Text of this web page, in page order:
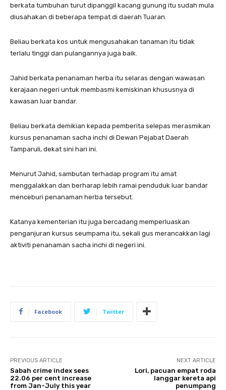
berkata tumbuhan turut dipanggil kacang gunung itu sudah mula
diusahakan di beberapa tempat di daerah Tuaran.
Beliau berkata kos untuk mengusahakan tanaman itu tidak
terlalu tinggi dan pulangannya juga baik.
Jahid berkata penanaman herba itu selaras dengan wawasan
kerajaan negeri untuk membasmi kemiskinan khususnya di
kawasan luar bandar.
Beliau berkata demikian kepada pemberita selepas merasmikan
kursus penanaman sacha inchi di Dewan Pejabat Daerah
Tamparuli, dekat sini hari ini.
Menurut Jahid, sambutan terhadap program itu amat
menggalakkan dan berharap lebih ramai penduduk luar bandar
menceburi penanaman herba tersebut.
Katanya kementerian itu juga bercadang memperluaskan
penganjuran kursus seumpama itu, sekali gus merancakkan lagi
aktiviti penanaman sacha inchi di negeri ini.
Facebook Twitter
PREVIOUS ARTICLE
Sabah crime index sees
22.06 per cent increase
from Jan-July this year
NEXT ARTICLE
Lori, pacuan empat roda
langgar kereta api
penumpang